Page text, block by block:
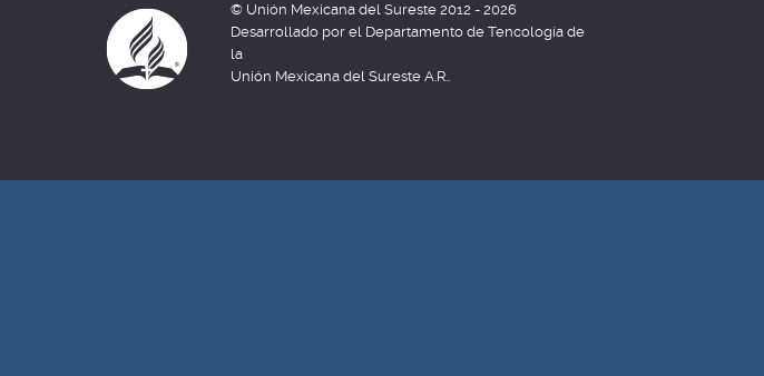
© Unión Mexicana del Sureste 2012 - 2026
Desarrollado por el Departamento de Tencología de
la
Unión Mexicana del Sureste A.R..